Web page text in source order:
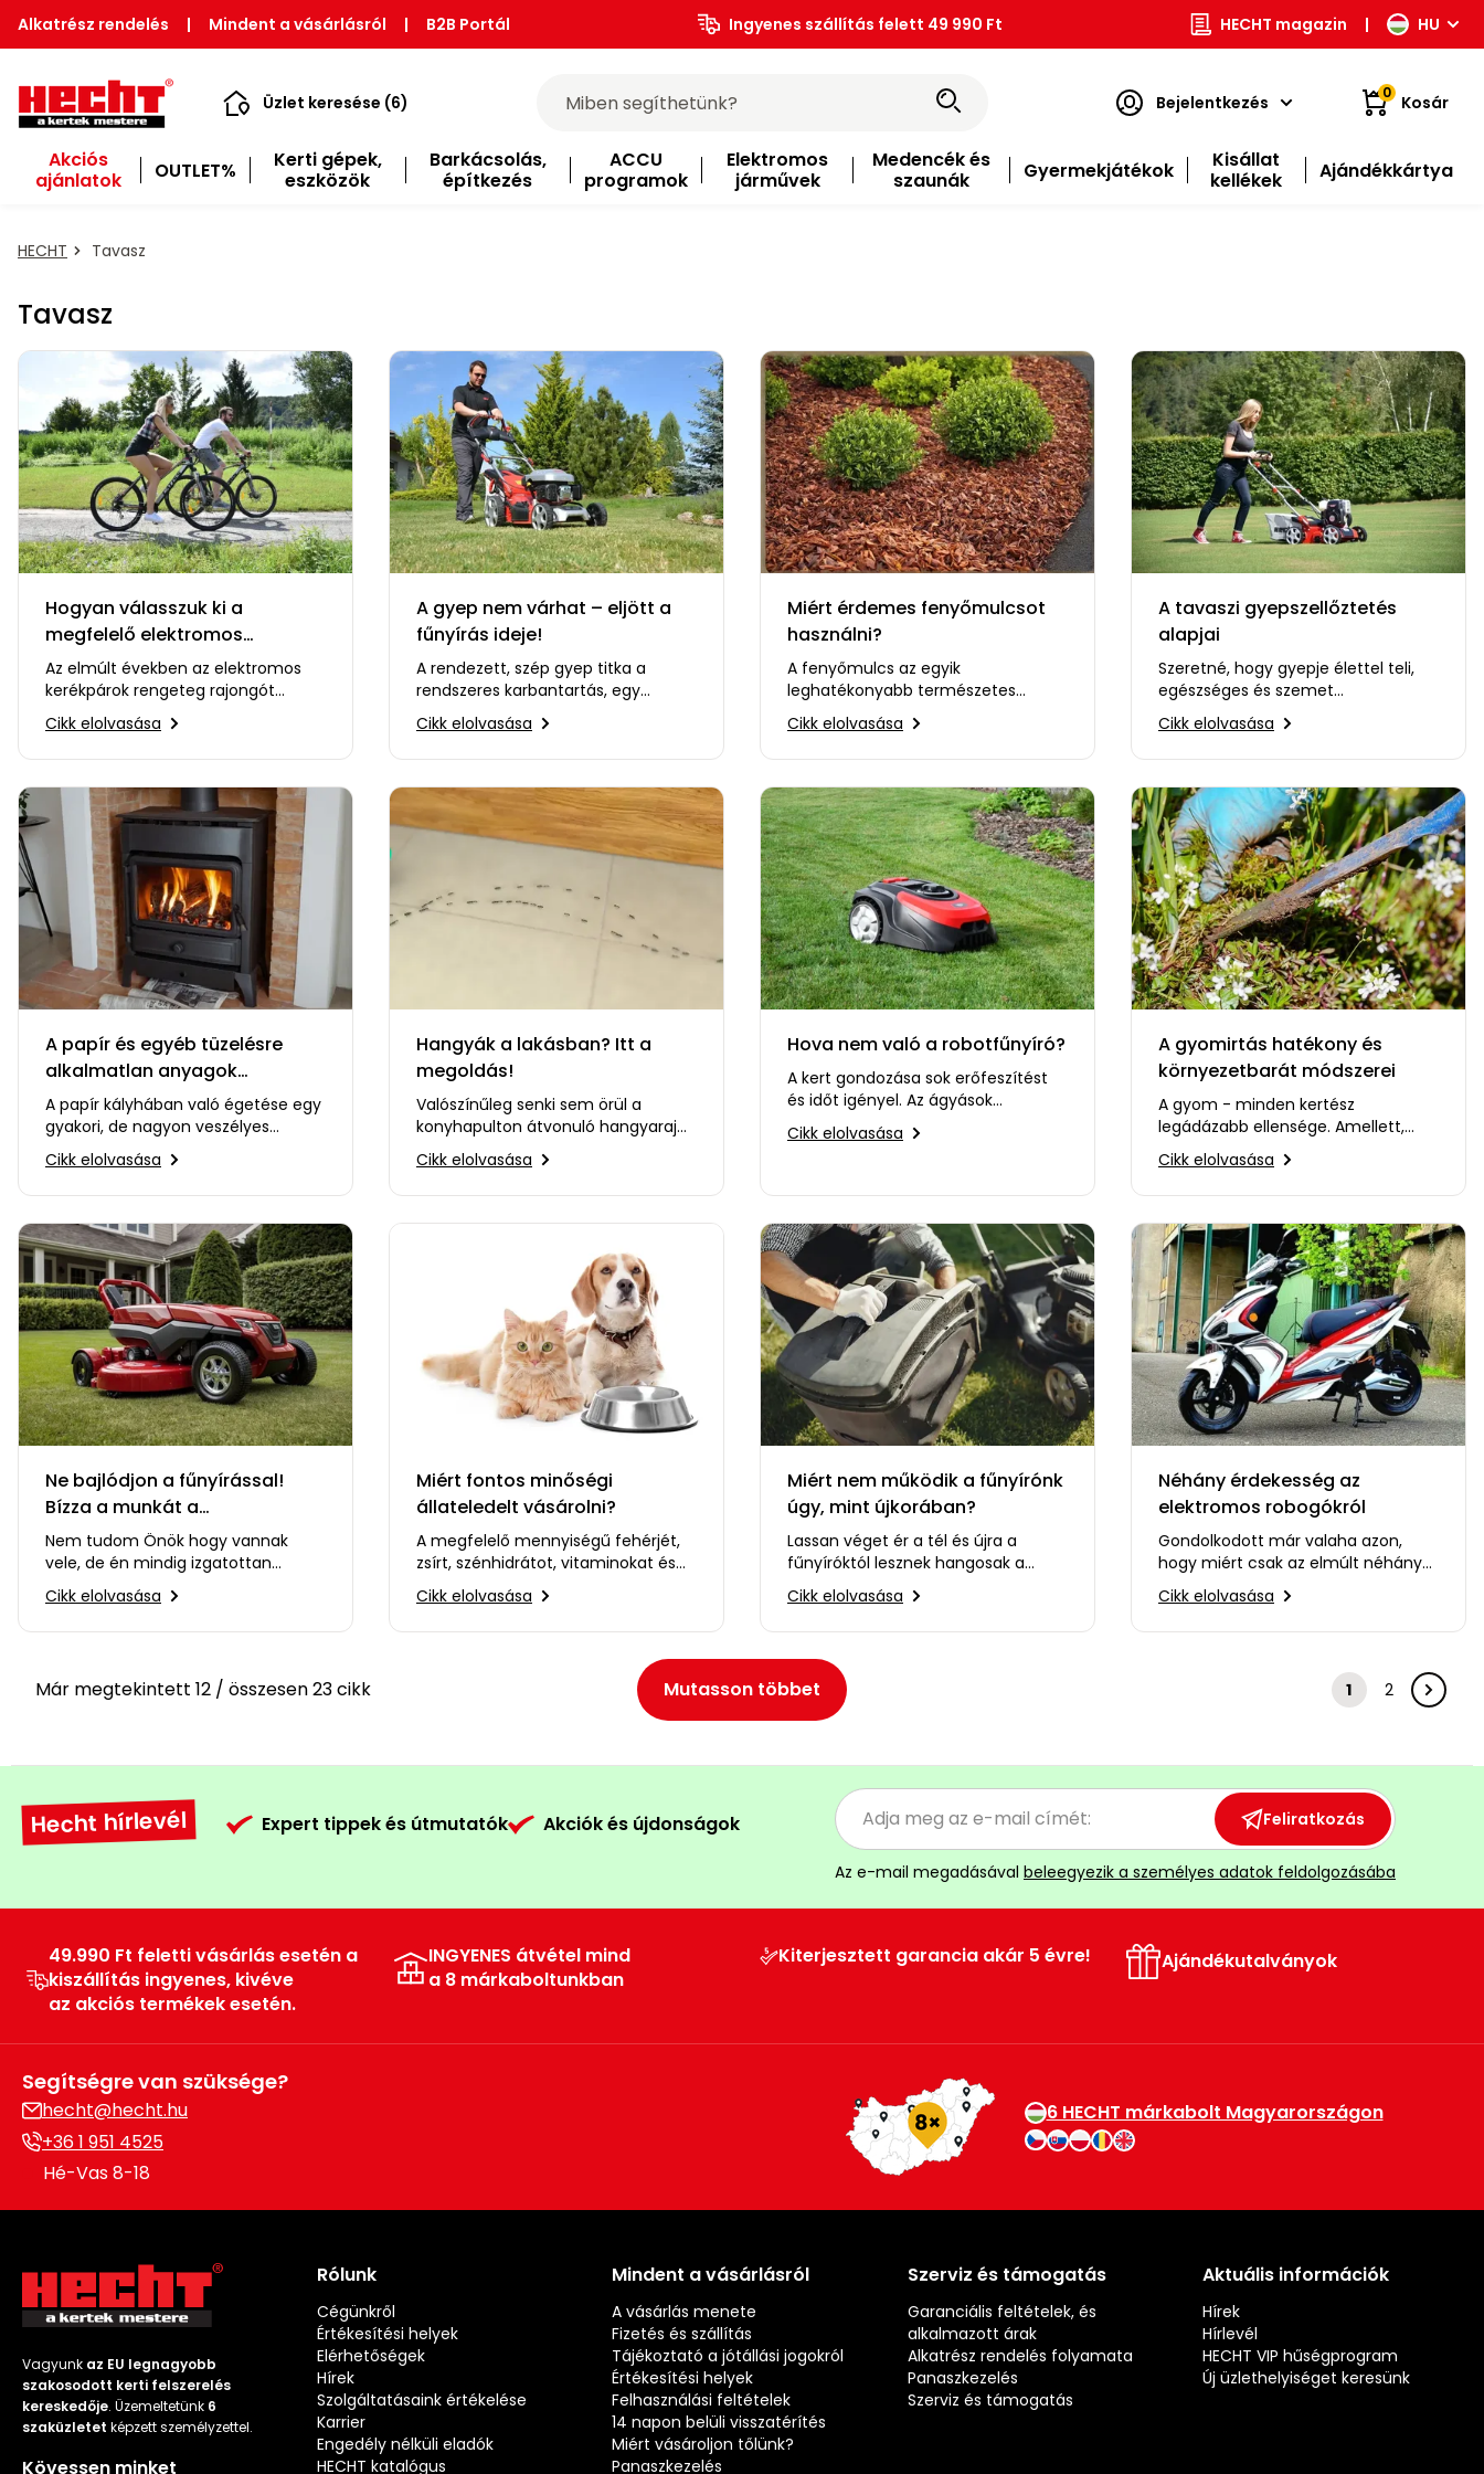
Alkatrész rendelés | Mindent a vásárlásról | B2B Portál Ingyenes szállítás felett 49 990 Ft HECHT magazin | HU
Üzlet keresése (6) Bejelentkezés 0 Kosár
Akciós
ajánlatok
OUTLET%
Kerti gépek,
eszközök
Barkácsolás,
építkezés
ACCU
programok
Elektromos
járművek
Medencék és
szaunák
Gyermekjátékok
Kisállat
kellékek
Ajándékkártya
HECHT Tavasz
Tavasz
Hogyan válasszuk ki a
megfelelő elektromos
kerékpárt?
Az elmúlt években az elektromos
kerékpárok rengeteg rajongót
szereztek. Tulajdonképpen ez nem
meglepő. Egy pedálozást…
Cikk elolvasása
A gyep nem várhat – eljött a
fűnyírás ideje!
A rendezett, szép gyep titka a
rendszeres karbantartás, egy
megfelelő fűnyíróval pedig
rengeteg időt és energiát…
Cikk elolvasása
Miért érdemes fenyőmulcsot
használni?
A fenyőmulcs az egyik
leghatékonyabb természetes
megoldás a talaj minőségének
javítására és a növények
védelmére.…
Cikk elolvasása
A tavaszi gyepszellőztetés
alapjai
Szeretné, hogy gyepje élettel teli,
egészséges és szemet
gyönyörködtető legyen? Akkor itt az
ideje a…
Cikk elolvasása
A papír és egyéb tüzelésre
alkalmatlan anyagok
kályhában való használatának
veszélyei
A papír kályhában való égetése egy
gyakori, de nagyon veszélyes
szokás, amely komoly károkat
okozhat. Szélsőséges…
Cikk elolvasása
Hangyák a lakásban? Itt a
megoldás!
Valószínűleg senki sem örül a
konyhapulton átvonuló hangyaraj
látványának, pedig véglegesen
megszabadulni tőlük sajnos…
Cikk elolvasása
Hova nem való a robotfűnyíró?
A kert gondozása sok erőfeszítést
és időt igényel. Az ágyások
kialakítása, a gyomirtás és az
öntözés mellett a…
Cikk elolvasása
A gyomirtás hatékony és
környezetbarát módszerei
A gyom - minden kertész
legádázabb ellensége. Amellett,
hogy rontja a járdák és
virágágyások megjelenését,
károsítja is…
Cikk elolvasása
Ne bajlódjon a fűnyírással!
Bízza a munkát a
robotfűnyíróra
Nem tudom Önök hogy vannak
vele, de én mindig izgatottan
várom a tavaszt, amikor minden
újra zöld lesz, és virágozni…
Cikk elolvasása
Miért fontos minőségi
állateledelt vásárolni?
A megfelelő mennyiségű fehérjét,
zsírt, szénhidrátot, vitaminokat és
ásványi anyagokat tartalmazó
minőségi és…
Cikk elolvasása
Miért nem működik a fűnyírónk
úgy, mint újkorában?
Lassan véget ér a tél és újra a
fűnyíróktól lesznek hangosak a
kertek. Míg egyesek számára a
fűnyírás kikapcsolódást…
Cikk elolvasása
Néhány érdekesség az
elektromos robogókról
Gondolkodott már valaha azon,
hogy miért csak az elmúlt néhány
évben lettek felkapottak az
elektromos robogók, miközben…
Cikk elolvasása
Már megtekintett 12 / összesen 23 cikk Mutasson többet 1 2
Hecht hírlevél Expert tippek és útmutatók Akciók és újdonságok Feliratkozás
Az e-mail megadásával beleegyezik a személyes adatok feldolgozásába
49.990 Ft feletti vásárlás esetén a
kiszállítás ingyenes, kivéve
az akciós termékek esetén.
INGYENES átvétel mind
a 8 márkaboltunkban
Kiterjesztett garancia akár 5 évre! Ajándékutalványok
Segítségre van szüksége?
hecht@hecht.hu
+36 1 951 4525
Hé-Vas 8-18
6 HECHT márkabolt Magyarországon
Vagyunk az EU legnagyobb
szakosodott kerti felszerelés
kereskedője. Üzemeltetünk 6
szaküzletet képzett személyzettel.
Kövessen minket
Rólunk
Cégünkről
Értékesítési helyek
Elérhetőségek
Hírek
Szolgáltatásaink értékelése
Karrier
Engedély nélküli eladók
HECHT katalógus
Mindent a vásárlásról
A vásárlás menete
Fizetés és szállítás
Tájékoztató a jótállási jogokról
Értékesítési helyek
Felhasználási feltételek
14 napon belüli visszatérítés
Miért vásároljon tőlünk?
Panaszkezelés
Szerviz és támogatás
Garanciális feltételek, és
alkalmazott árak
Alkatrész rendelés folyamata
Panaszkezelés
Szerviz és támogatás
Aktuális információk
Hírek
Hírlevél
HECHT VIP hűségprogram
Új üzlethelyiséget keresünk